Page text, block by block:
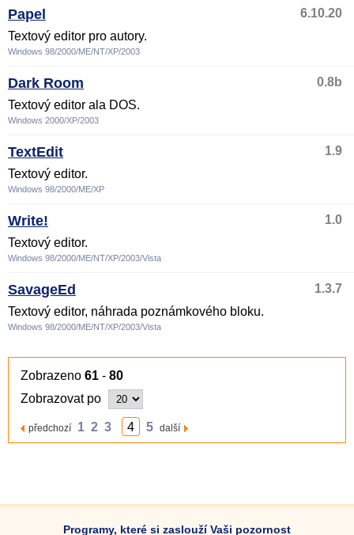
Papel
6.10.20
Textový editor pro autory.
Windows 98/2000/ME/NT/XP/2003
Dark Room
0.8b
Textový editor ala DOS.
Windows 2000/XP/2003
TextEdit
1.9
Textový editor.
Windows 98/2000/ME/XP
Write!
1.0
Textový editor.
Windows 98/2000/ME/NT/XP/2003/Vista
SavageEd
1.3.7
Textový editor, náhrada poznámkového bloku.
Windows 98/2000/ME/NT/XP/2003/Vista
Zobrazeno 61 - 80
Zobrazovat po
předchozí 1 2 3 4 5 další
Programy, které si zaslouží Vaši pozornost